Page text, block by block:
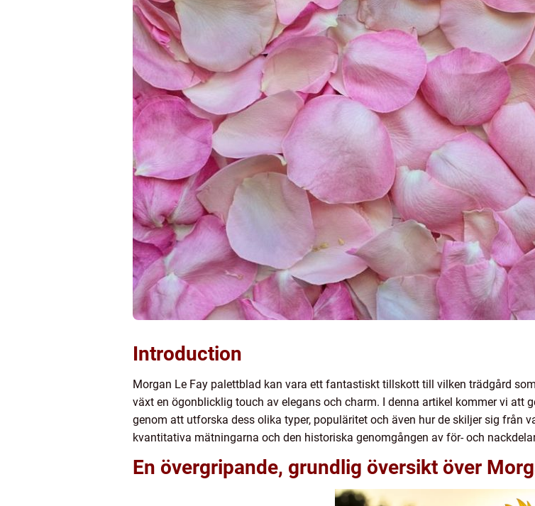
Introduction
Morgan Le Fay palettblad kan vara ett fantastiskt tillskott till vilken trädgård
växt en ögonblicklig touch av elegans och charm. I denna artikel kommer vi att
genom att utforska dess olika typer, populäritet och även hur de skiljer sig från
kvantitativa mätningarna och den historiska genomgången av för- och
En övergripande, grundlig översikt över